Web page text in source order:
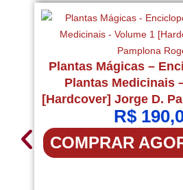
Plantas Mágicas –
Plantas Medicinais
[Hardcover] Jorge D.
R$
COMPRAR